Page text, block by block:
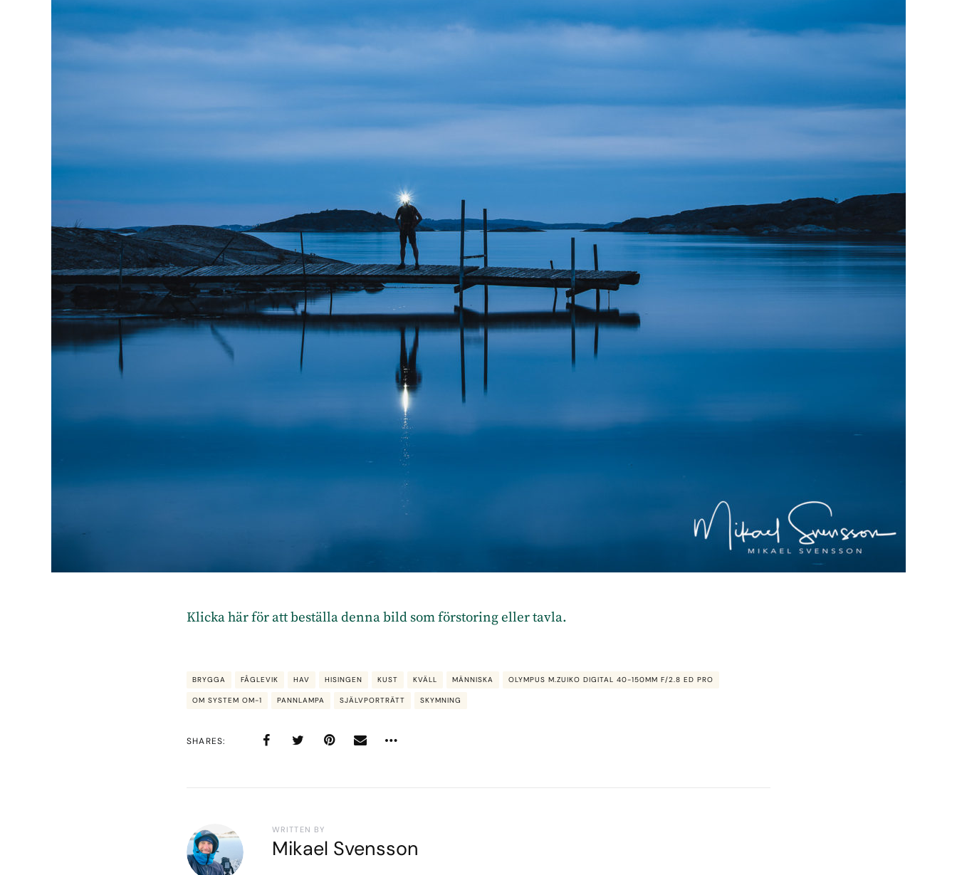
Klicka här för att beställa denna bild som förstoring eller tavla.
BRYGGA FÅGLEVIK HAV HISINGEN KUST KVÄLL MÄNNISKA OLYMPUS M.ZUIKO DIGITAL 40-150MM F/2.8 ED PRO
OM SYSTEM OM-1 PANNLAMPA SJÄLVPORTRÄTT SKYMNING
SHARES
WRITTEN BY
Mikael Svensson